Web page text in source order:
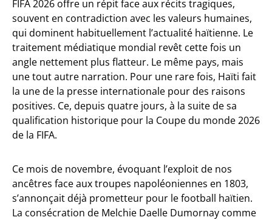
FIFA 2026 offre un répit face aux récits tragiques,
souvent en contradiction avec les valeurs humaines,
qui dominent habituellement l’actualité haïtienne. Le
traitement médiatique mondial revêt cette fois un
angle nettement plus flatteur. Le même pays, mais
une tout autre narration. Pour une rare fois, Haïti fait
la une de la presse internationale pour des raisons
positives. Ce, depuis quatre jours, à la suite de sa
qualification historique pour la Coupe du monde 2026
de la FIFA.
Ce mois de novembre, évoquant l’exploit de nos
ancêtres face aux troupes napoléoniennes en 1803,
s’annonçait déjà prometteur pour le football haïtien.
La consécration de Melchie Daelle Dumornay comme